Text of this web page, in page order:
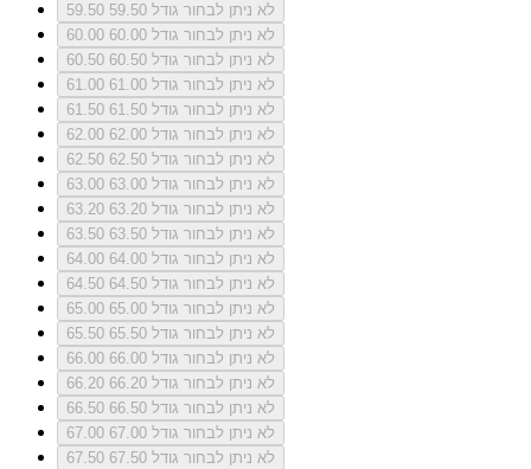
59.50
לא ניתן לבחור גודל 59.50
60.00
לא ניתן לבחור גודל 60.00
60.50
לא ניתן לבחור גודל 60.50
61.00
לא ניתן לבחור גודל 61.00
61.50
לא ניתן לבחור גודל 61.50
62.00
לא ניתן לבחור גודל 62.00
62.50
לא ניתן לבחור גודל 62.50
63.00
לא ניתן לבחור גודל 63.00
63.20
לא ניתן לבחור גודל 63.20
63.50
לא ניתן לבחור גודל 63.50
64.00
לא ניתן לבחור גודל 64.00
64.50
לא ניתן לבחור גודל 64.50
65.00
לא ניתן לבחור גודל 65.00
65.50
לא ניתן לבחור גודל 65.50
66.00
לא ניתן לבחור גודל 66.00
66.20
לא ניתן לבחור גודל 66.20
66.50
לא ניתן לבחור גודל 66.50
67.00
לא ניתן לבחור גודל 67.00
67.50
לא ניתן לבחור גודל 67.50